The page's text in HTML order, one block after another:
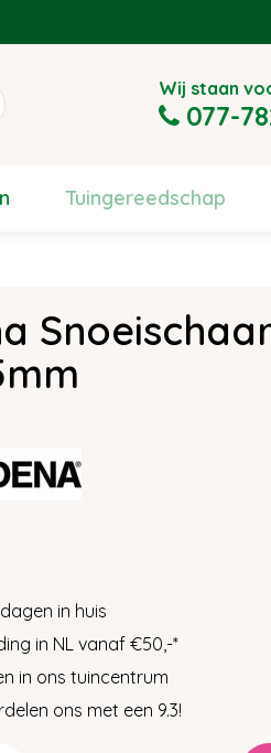
Wij staan
077-
Tuingereedschap
in huis
in NL vanaf €50,-*
in ons tuincentrum
ons met een 9.3!